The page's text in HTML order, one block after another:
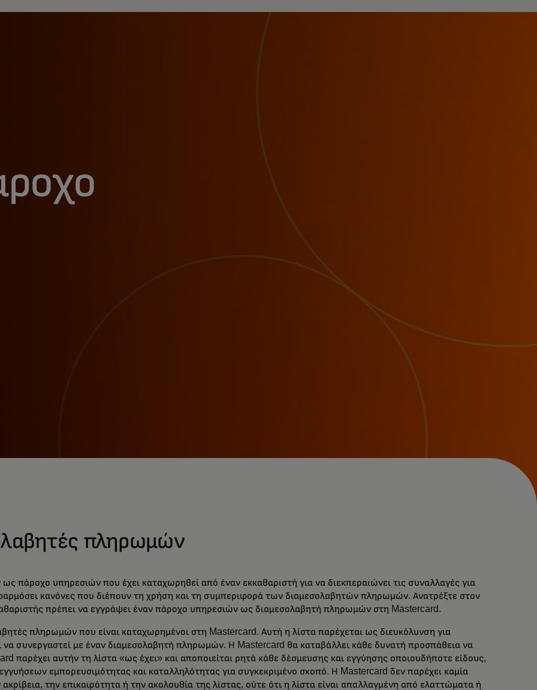
πληρωμών
πάροχο υπηρεσιών που έχει καταχωρηθεί από έναν εκκαθαριστή για να διεκπεραιώνει τις συναλλαγές για
κανόνες που διέπουν τη χρήση και τη συμπεριφορά των διαμεσολαβητών πληρωμών. Ανατρέξτε στον
πρέπει να εγγράψει έναν πάροχο υπηρεσιών ως διαμεσολαβητή πληρωμών στη Mastercard.
πληρωμών που είναι καταχωρημένοι στη Mastercard. Αυτή η λίστα παρέχεται ως διευκόλυνση για
συνεργαστεί με έναν διαμεσολαβητή πληρωμών. Η Mastercard θα καταβάλλει κάθε δυνατή προσπάθεια να
παρέχει αυτήν τη λίστα «ως έχει» και αποποιείται ρητά κάθε δέσμευσης και εγγύησης οποιουδήποτε είδους,
εμπορευσιμότητας και καταλληλότητας για συγκεκριμένο σκοπό. Η Mastercard δεν παρέχει καμία
την επικαιρότητα ή την ακολουθία της λίστας, ούτε ότι η λίστα είναι απαλλαγμένη από ελαττώματα ή